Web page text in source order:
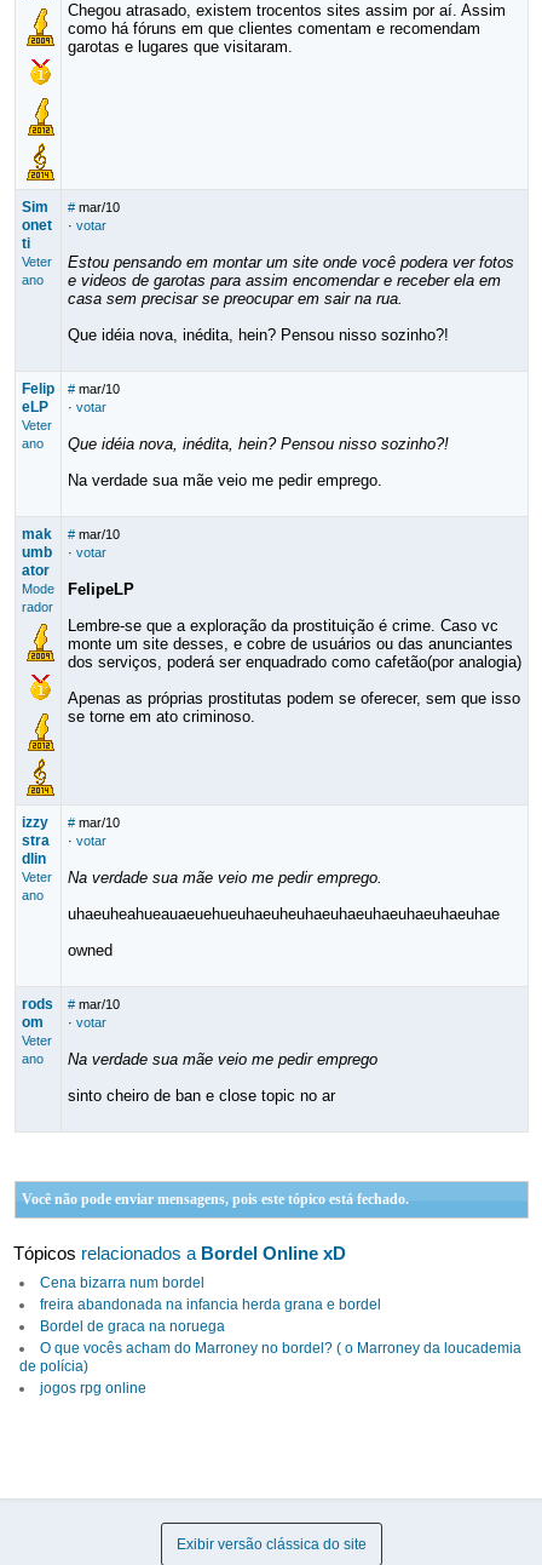
Chegou atrasado, existem trocentos sites assim por aí. Assim
como há fóruns em que clientes comentam e recomendam
garotas e lugares que visitaram.
Sim
onet
ti
Veter
ano
# mar/10
· votar
Estou pensando em montar um site onde você podera ver fotos
e videos de garotas para assim encomendar e receber ela em
casa sem precisar se preocupar em sair na rua.
Que idéia nova, inédita, hein? Pensou nisso sozinho?!
Felip
eLP
Veter
ano
# mar/10
· votar
Que idéia nova, inédita, hein? Pensou nisso sozinho?!
Na verdade sua mãe veio me pedir emprego.
mak
umb
ator
Mode
rador
# mar/10
· votar
FelipeLP
Lembre-se que a exploração da prostituição é crime. Caso vc
monte um site desses, e cobre de usuários ou das anunciantes
dos serviços, poderá ser enquadrado como cafetão(por analogia)
Apenas as próprias prostitutas podem se oferecer, sem que isso
se torne em ato criminoso.
izzy
stra
dlin
Veter
ano
# mar/10
· votar
Na verdade sua mãe veio me pedir emprego.
uhaeuheahueauaeuehueuhaeuheuhaeuhaeuhaeuhaeuhaeuhae
owned
rods
om
Veter
ano
# mar/10
· votar
Na verdade sua mãe veio me pedir emprego
sinto cheiro de ban e close topic no ar
Você não pode enviar mensagens, pois este tópico está fechado.
Tópicos relacionados a Bordel Online xD
Cena bizarra num bordel
freira abandonada na infancia herda grana e bordel
Bordel de graca na noruega
O que vocês acham do Marroney no bordel? ( o Marroney da loucademia
de polícia)
jogos rpg online
Exibir versão clássica do site